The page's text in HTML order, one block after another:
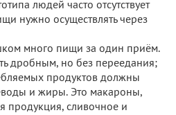
людей часто отсутствует
нужно осуществлять через
много пищи за один приём.
дробным, но без переедания;
продуктов должны
и жиры. Это макароны,
продукция, сливочное и